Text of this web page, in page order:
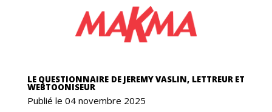
LE QUESTIONNAIRE DE JEREMY VASLIN, LETTREUR ET
WEBTOONISEUR
Publié le 04 novembre 2025